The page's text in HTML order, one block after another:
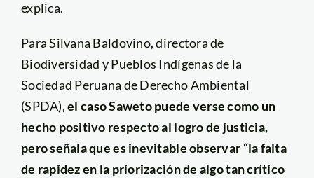
explica.
Para Silvana Baldovino, directora de
Biodiversidad y Pueblos Indígenas de la
Sociedad Peruana de Derecho Ambiental
(SPDA),el caso Saweto puede verse como un
hecho positivo respecto al logro de justicia,
pero señala que es inevitable observar “la falta
de rapidez en la priorización de algo tan crítico